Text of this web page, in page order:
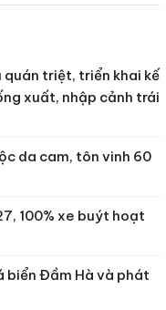
quán triệt, triển khai kế
xuất, nhập cảnh trái
da cam, tôn vinh 60
100% xe buýt hoạt
biển Đầm Hà và phát